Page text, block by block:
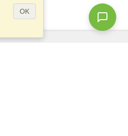
OK